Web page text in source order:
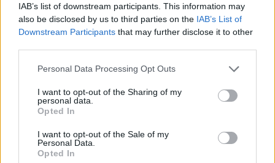
IAB’s list of downstream participants. This information may
also be disclosed by us to third parties on the IAB’s List of
Downstream Participants that may further disclose it to other
Please note that this website/app uses one or more Google
not limited to your visit or usage behaviour. You may click to
grant or deny consent to Google and its third-party tags to
use your data for below specified purposes in below Google
consent section.
Personal Data Processing Opt Outs
I want to opt-out of the Sharing of my
personal data.
Opted In
I want to opt-out of the Sale of my
Personal Data.
Opted In
Vagyonvisszaszerzés: amikor a pénz
gyorsabban fut, mint a jog